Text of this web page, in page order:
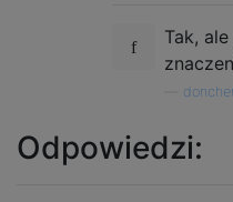
Tak,
Odpowiedzi: